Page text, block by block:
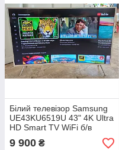
Білий телевізор Samsung
UE43KU6519U 43" 4K Ultra
HD Smart TV WiFi б/в
9 900 ₴